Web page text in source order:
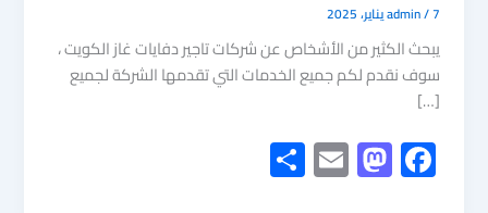
admin/7 يناير، 2025
يبحث الكثير من الأشخاص عن شركات تاجير دفايات غاز الكويت ،
سوف نقدم لكم جميع الخدمات التي تقدمها الشركة لجميع
[…]
F
ac
M
as
E
m